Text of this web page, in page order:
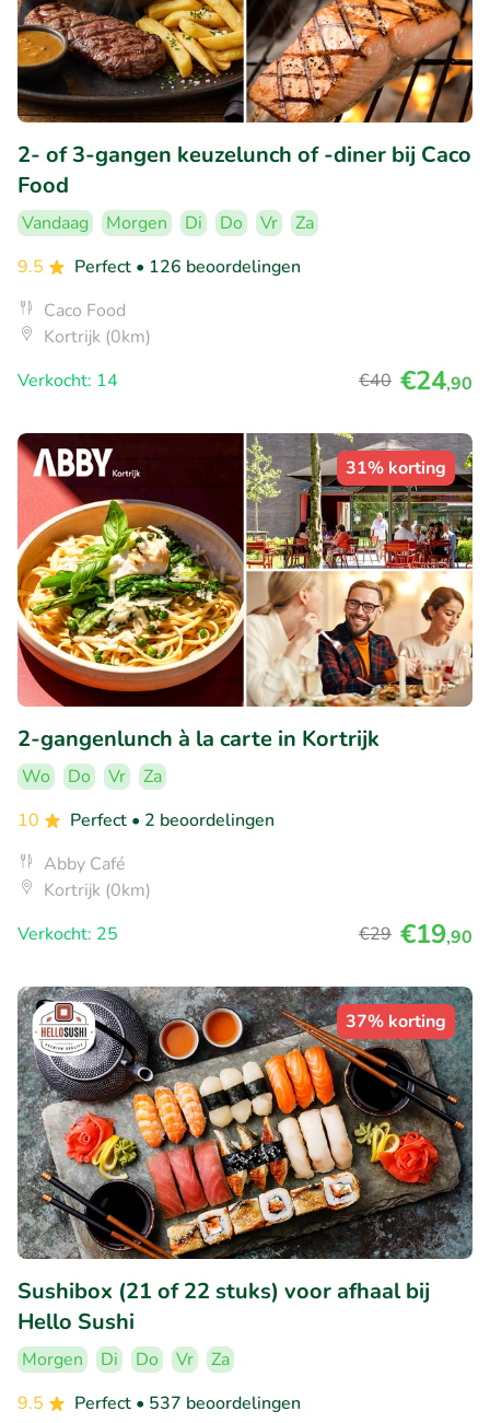
2- of 3-gangen keuzelunch of -diner bij Caco
Food
Vandaag Morgen Di Do Vr
Za
9.5
Perfect • 126 beoordelingen
Caco Food
Kortrijk (0km)
Verkocht: 14
€40 €24,90
31% korting
2-gangenlunch à la carte in Kortrijk
Wo Do Vr
Za
10
Perfect • 2 beoordelingen
Abby Café
Kortrijk (0km)
Verkocht: 25
€29 €19,90
37% korting
Sushibox (21 of 22 stuks) voor afhaal bij
Hello Sushi
Morgen Di Do Vr
Za
9.5
Perfect • 537 beoordelingen